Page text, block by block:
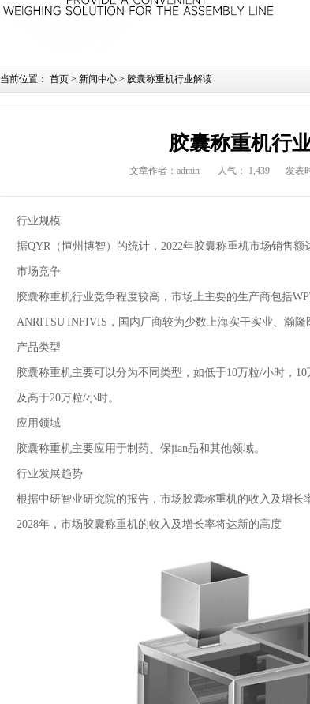
当前位置： 首页 > 新闻中心 > 胶囊称重机行业解读
胶囊称重机行
文章作者：admin 人气： 1,439 发表
行业规模
据QYR（恒州博智）的统计，2022年胶囊称重机市场销售额
市场竞争
胶囊称重机行业竞争程度较高，市场上主要的生产商包括
ANRITSU INFIVIS，国内厂商较为少数上海实干实业、瀚隆
产品类型
胶囊称重机主要可以分为不同类型，如低于10万粒/小时，
及高于20万粒/小时。
应用领域
胶囊称重机主要应用于制药、保jian品和其他领域。
行业发展趋势
根据中研智业研究院的报告，市场胶囊称重机的收入及增长
2028年，市场胶囊称重机的收入及增长率将达新的高度